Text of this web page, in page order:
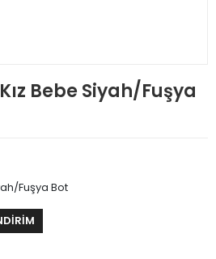
Bebe Siyah/Fuşya
Fuşya Bot